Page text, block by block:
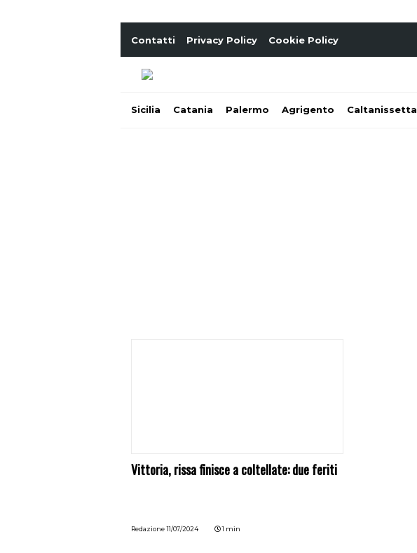
Contatti Privacy Policy Cookie Policy
Sicilia Catania Palermo Agrigento Caltanissetta
Vittoria, rissa finisce a coltellate: due feriti
Redazione 11/07/2024 1 min